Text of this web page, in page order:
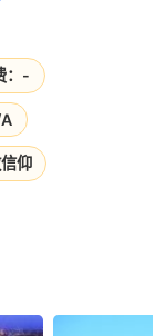
：-
仰